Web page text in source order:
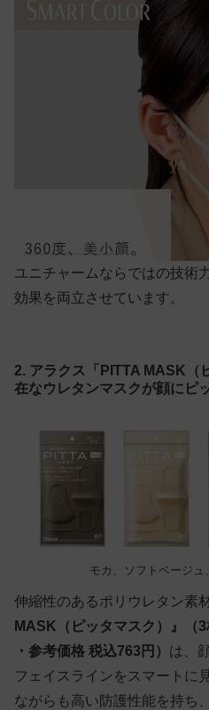
ユニチャームならではの技術
効果を両立させています。
2. アラクス「PITTA MASK（
在なウレタンマスクが顔にピ
モカ、ソフトベージュ
伸縮性のあるポリウレタン素
MASK（ピッタマスク）』（
・参考価格 税込763円） は、
フェイスラインをスマートに
ながらも高い防護性能を持ち、